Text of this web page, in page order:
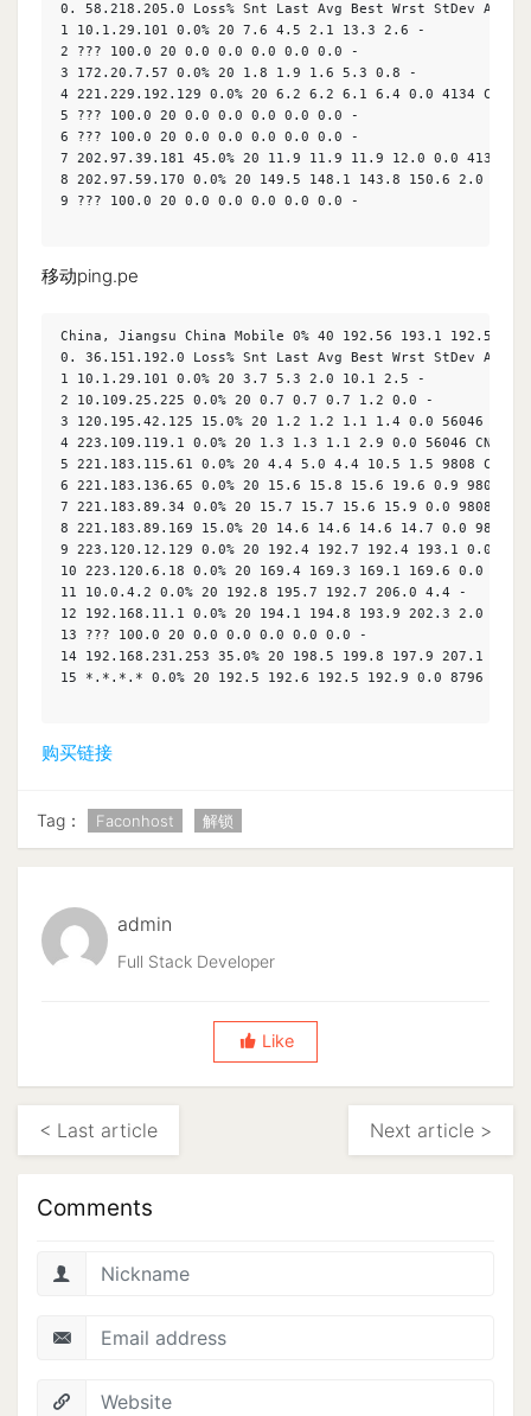
0. 58.218.205.0 Loss% Snt Last Avg Best Wrst StDev AS
1 10.1.29.101 0.0% 20 7.6 4.5 2.1 13.3 2.6 -
2 ??? 100.0 20 0.0 0.0 0.0 0.0 0.0 -
3 172.20.7.57 0.0% 20 1.8 1.9 1.6 5.3 0.8 -
4 221.229.192.129 0.0% 20 6.2 6.2 6.1 6.4 0.0 4134 CN
5 ??? 100.0 20 0.0 0.0 0.0 0.0 0.0 -
6 ??? 100.0 20 0.0 0.0 0.0 0.0 0.0 -
7 202.97.39.181 45.0% 20 11.9 11.9 11.9 12.0 0.0 4134 CN
8 202.97.59.170 0.0% 20 149.5 148.1 143.8 150.6 2.0 4134 CN
9 ??? 100.0 20 0.0 0.0 0.0 0.0 0.0 -
移动ping.pe
China, Jiangsu China Mobile 0% 40 192.56 193.1 192.56
0. 36.151.192.0 Loss% Snt Last Avg Best Wrst StDev AS
1 10.1.29.101 0.0% 20 3.7 5.3 2.0 10.1 2.5 -
2 10.109.25.225 0.0% 20 0.7 0.7 0.7 1.2 0.0 -
3 120.195.42.125 15.0% 20 1.2 1.2 1.1 1.4 0.0 56046 CN
4 223.109.119.1 0.0% 20 1.3 1.3 1.1 2.9 0.0 56046 CN
5 221.183.115.61 0.0% 20 4.4 5.0 4.4 10.5 1.5 9808 CN
6 221.183.136.65 0.0% 20 15.6 15.8 15.6 19.6 0.9 9808 CN
7 221.183.89.34 0.0% 20 15.7 15.7 15.6 15.9 0.0 9808 CN
8 221.183.89.169 15.0% 20 14.6 14.6 14.6 14.7 0.0 9808 CN
9 223.120.12.129 0.0% 20 192.4 192.7 192.4 193.1 0.0
10 223.120.6.18 0.0% 20 169.4 169.3 169.1 169.6 0.0
11 10.0.4.2 0.0% 20 192.8 195.7 192.7 206.0 4.4 -
12 192.168.11.1 0.0% 20 194.1 194.8 193.9 202.3 2.0 -
13 ??? 100.0 20 0.0 0.0 0.0 0.0 0.0 -
14 192.168.231.253 35.0% 20 198.5 199.8 197.9 207.1 2.4
15 *.*.*.* 0.0% 20 192.5 192.6 192.5 192.9 0.0 8796 US
购买链接
Tag： Faconhost 解锁
admin
Full Stack Developer
Like
< Last article Next article >
Comments